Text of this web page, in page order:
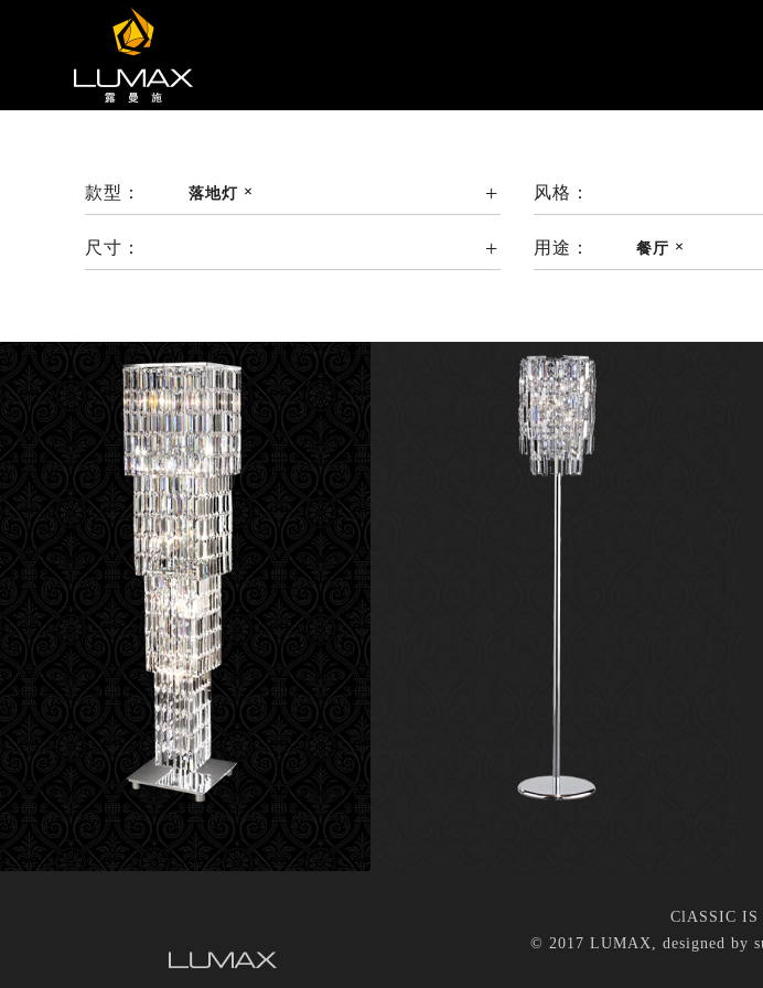
款型： 落地灯 风格：
尺寸： 用途： 餐厅
ClASSIC IS
© 2017 LUMAX, designed by